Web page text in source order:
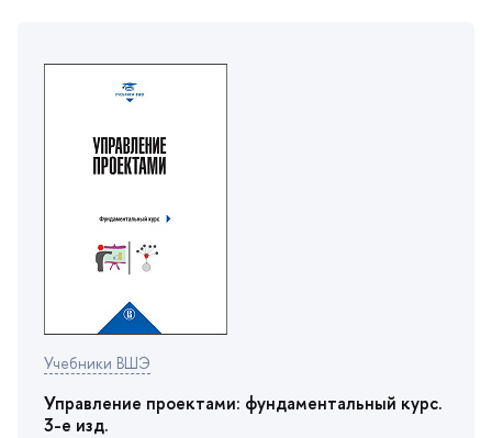
Учебники ВШЭ
Управление проектами: фундаментальный курс.
3-е изд.